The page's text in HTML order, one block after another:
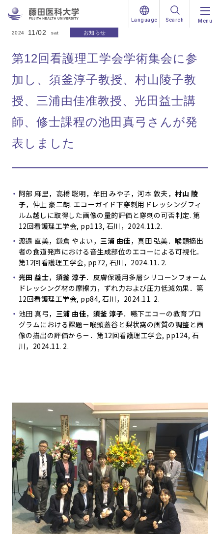
Language Search Menu
2024 11/02 sat お知らせ
第12回看護理工学会学術集会に参
加し、須釜淳子教授、村山陵子教
授、三浦由佳准教授、光田益士講
師、修士課程の池田真弓さんが発
表しました
阿部 麻里，高橋 聡明，牟田 みや子，河本 敦夫，村山 陵
子，仲上 豪二朗. エコーガイド下穿刺用ドレッシングフィ
ルム越しに取得した画像の量的評価と穿刺の可否判定. 第
12回看護理工学会, pp113, 石川，2024.11.2.
渡邉 直美，鎌倉 やよい，三浦 由佳，真田 弘美．喉頭摘出
者の食道発声における音生成部位のエコーによる可視化．
第12回看護理工学会, pp72, 石川，2024.11. 2.
光田 益士， 須釜 淳子．皮膚保護用多層シリコーンフォーム
ドレッシング材の摩擦力，ずれ力および圧力低減効果．第
12回看護理工学会, pp84, 石川，2024.11. 2.
池田 真弓， 三浦 由佳， 須釜 淳子．嚥下エコーの教育プロ
グラムにおける課題－喉頭蓋谷と梨状窩の画質の調整と画
像の描出の評価から－．第12回看護理工学会, pp124, 石
川，2024.11. 2.